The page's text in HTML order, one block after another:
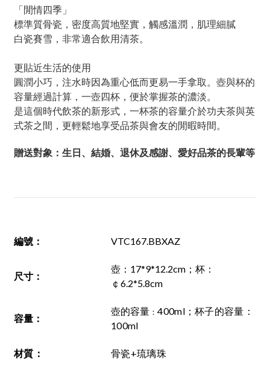
「閒情四季」
標準質骨瓷，密度高質地堅實，觸感溫潤，肌理細膩
白瓷賽雪，非常適合飲用清茶。
更貼近生活的使用
圓潤小巧，注水時因為重心低而更易一手拿取。壺與杯的
容量經過計算，一壺四杯，便於掌握茶的濃淡。
是這個時代飲茶的新形式，一杯茶的容量介於功夫茶與英
式茶之間，更輕鬆地享受品茶與會友的閒暇時間。
贈送對象：生日、結婚、退休及感謝、愛好品茶的長輩等
編號 ： VTC167.BBXAZ
尺寸 ：
壺：17*9*12.2cm；杯 ：
￠6.2*5.8cm
容量 ：
壺的容量 ：400ml；杯子的容量 ：
100ml
材質 ： 骨瓷+琉璃珠